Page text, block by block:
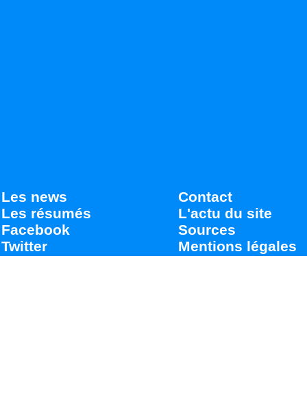
Les news
Les résumés
Facebook
Twitter
Contact
L'actu du site
Sources
Mentions légales